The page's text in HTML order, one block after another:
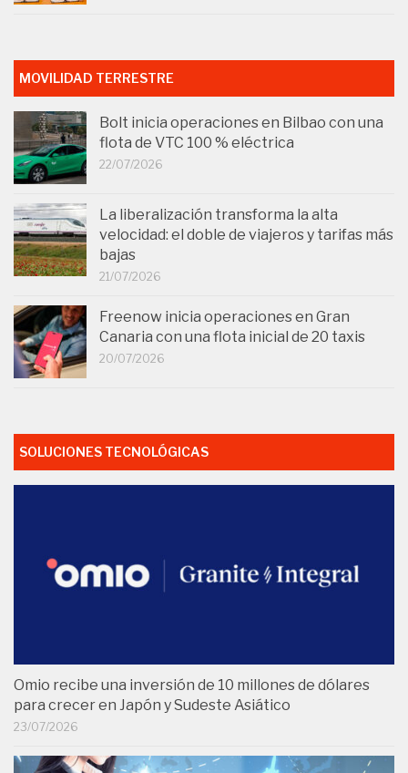
MOVILIDAD TERRESTRE
Bolt inicia operaciones en Bilbao con una
flota de VTC 100 % eléctrica
22/07/2026
La liberalización transforma la alta
velocidad: el doble de viajeros y tarifas más
bajas
21/07/2026
Freenow inicia operaciones en Gran
Canaria con una flota inicial de 20 taxis
20/07/2026
SOLUCIONES TECNOLÓGICAS
Omio recibe una inversión de 10 millones de dólares
para crecer en Japón y Sudeste Asiático
23/07/2026